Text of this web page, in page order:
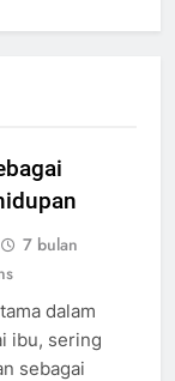
7 bulan
dalam
ibu, sering
sebagai